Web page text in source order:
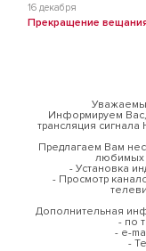
16 декабря
Прекращение
Информируем Вас,
трансляция
Предлагаем Вам
любимых
- Установка
- Просмотр
Дополнительная
- по
- e-
-